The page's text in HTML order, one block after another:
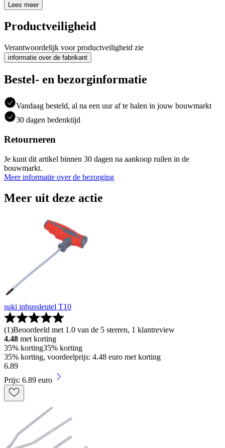
Lees meer
Productveiligheid
Verantwoordelijk voor productveiligheid zie
informatie over de fabrikant
Bestel- en bezorginformatie
Vandaag besteld, al na een uur af te halen in jouw bouwmarkt
30 dagen bedenktijd
Retourneren
Je kunt dit artikel binnen 30 dagen na aankoop ruilen in de
bouwmarkt.
Meer informatie over de bezorging
Meer uit deze actie
suki inbussleutel T10
(1)Beoordeeld met 1.0 van de 5 sterren, 1 klantreview
4.48 met korting
35% korting35% korting
35% korting, voordeelprijs: 4.48 euro met korting
6.89
Prijs: 6.89 euro